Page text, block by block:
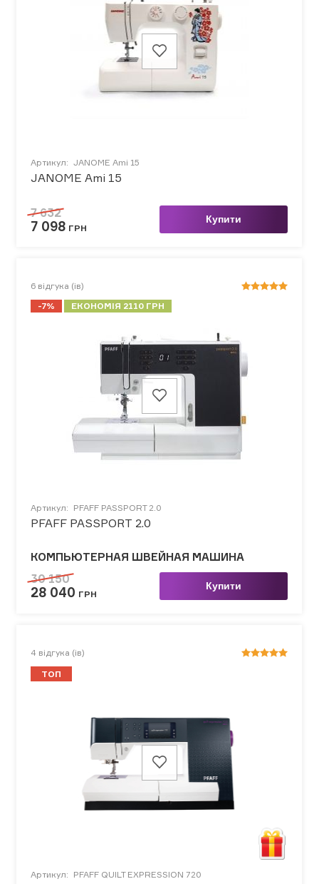
Артикул: JANOME Ami 15
JANOME Ami 15
7 632
7 098 ГРН
Купити
6 відгука (ів)
-7%
ЕКОНОМІЯ 2110 ГРН
Артикул: PFAFF PASSPORT 2.0
PFAFF PASSPORT 2.0
КОМПЬЮТЕРНАЯ ШВЕЙНАЯ МАШИНА
30 150
28 040 ГРН
Купити
4 відгука (ів)
ТОП
Артикул: PFAFF QUILT EXPRESSION 720